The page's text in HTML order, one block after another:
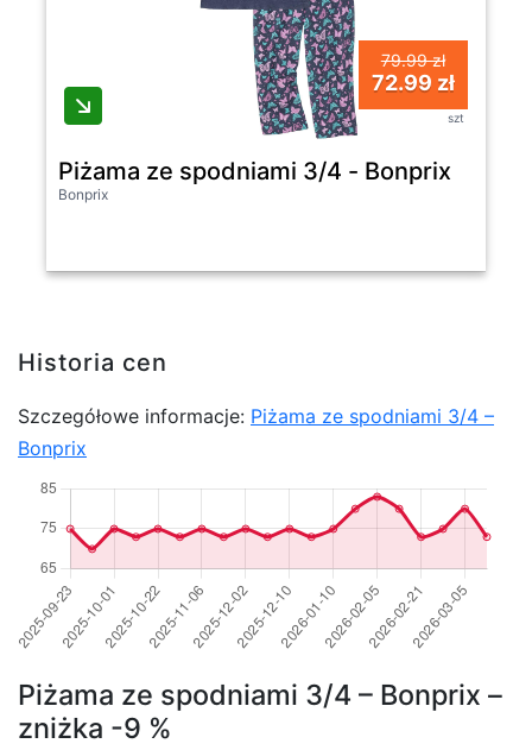
79.99 zł
72.99 zł
szt
Piżama ze spodniami 3/4 - Bonprix
Bonprix
Historia cen
Szczegółowe informacje: Piżama ze spodniami 3/4 –
Bonprix
Piżama ze spodniami 3/4 – Bonprix –
zniżka -9 %